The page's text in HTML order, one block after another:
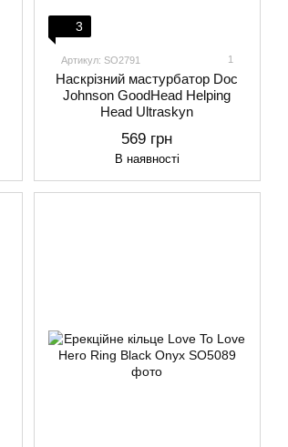
3
Артикул: SO2791 1
Наскрізний мастурбатор Doc
Johnson GoodHead Helping
Head Ultraskyn
569 грн
В наявності